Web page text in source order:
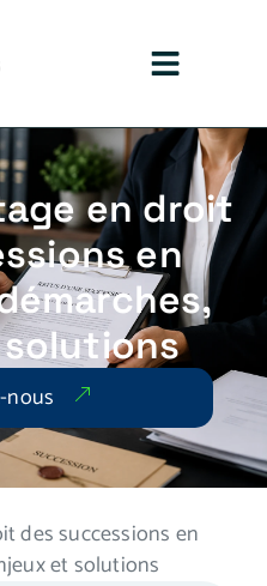
en droit
en
nous
des successions en
et solutions